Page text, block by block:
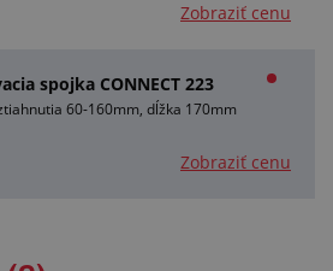
Zobraziť cenu
spojka CONNECT 223
60-160mm, dĺžka 170mm
Zobraziť cenu